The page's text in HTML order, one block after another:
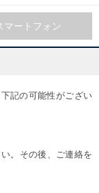
マートフォン
記の可能性がござい
。その後、ご連絡を